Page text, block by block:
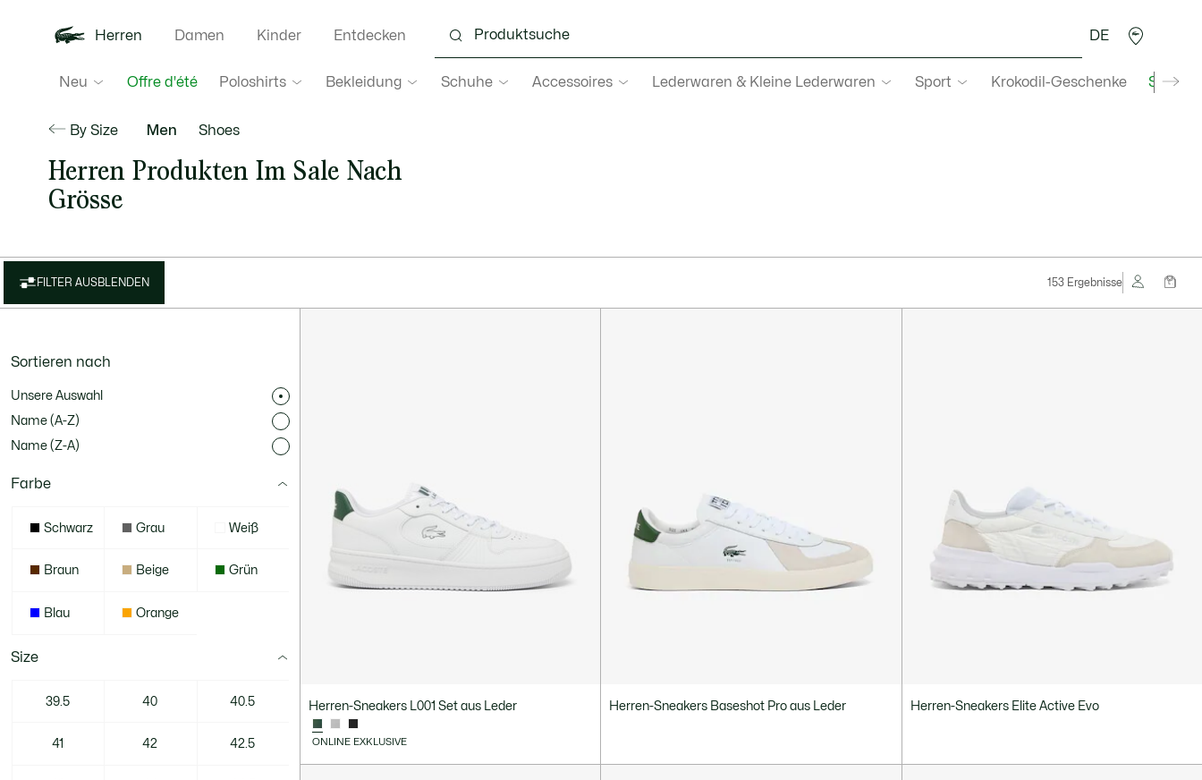
Herren
Neu Offre d'été Poloshirts Bekleidung Schuhe Accessoires Lederwaren & Kleine Lederwaren Sport Krokodil-Geschenke
Damen Kinder Entdecken DE
By Size Men Shoes
Herren Produkten Im Sale Nach
Grösse
FILTER AUSBLENDEN 153 Ergebnisse
Sortieren nach
Unsere Auswahl
Name (A-Z)
Name (Z-A)
Farbe
Schwarz Grau Weiß
Braun Beige Grün
Blau Orange
Size
39.5 40 40.5
41 42 42.5
Herren-Sneakers L001 Set aus Leder
ONLINE EXKLUSIVE
Herren-Sneakers Baseshot Pro aus Leder Herren-Sneakers Elite Active Evo